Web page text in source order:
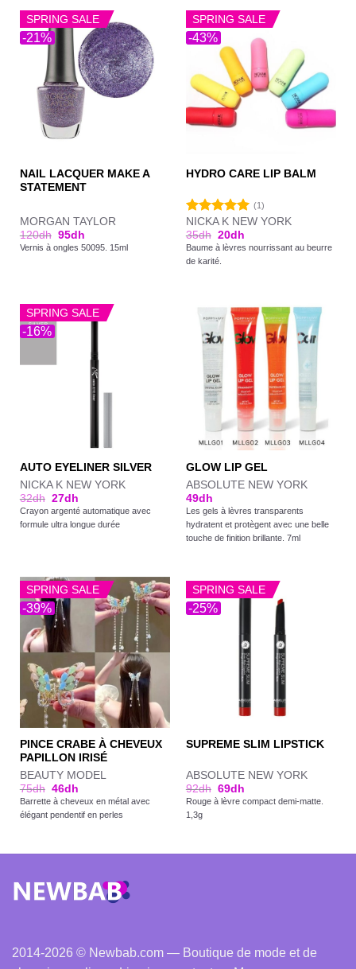
-21%
SPRING SALE
NAIL LACQUER MAKE A
STATEMENT
MORGAN TAYLOR
120dh 95dh
Vernis à ongles 50095. 15ml
-43%
SPRING SALE
HYDRO CARE LIP BALM
Note5.00
sur 5
(1)
NICKA K NEW YORK
35dh 20dh
Baume à lèvres nourrissant au beurre
de karité.
-16%
SPRING SALE
AUTO EYELINER SILVER
NICKA K NEW YORK
32dh 27dh
Crayon argenté automatique avec
formule ultra longue durée
GLOW LIP GEL
ABSOLUTE NEW YORK
49dh
Les gels à lèvres transparents
hydratent et protègent avec une belle
touche de finition brillante. 7ml
-39%
SPRING SALE
PINCE CRABE À CHEVEUX
PAPILLON IRISÉ
BEAUTY MODEL
75dh 46dh
Barrette à cheveux en métal avec
élégant pendentif en perles
-25%
SPRING SALE
SUPREME SLIM LIPSTICK
ABSOLUTE NEW YORK
92dh 69dh
Rouge à lèvre compact demi-matte.
1,3g
2014-2026 © Newbab.com — Boutique de mode et de